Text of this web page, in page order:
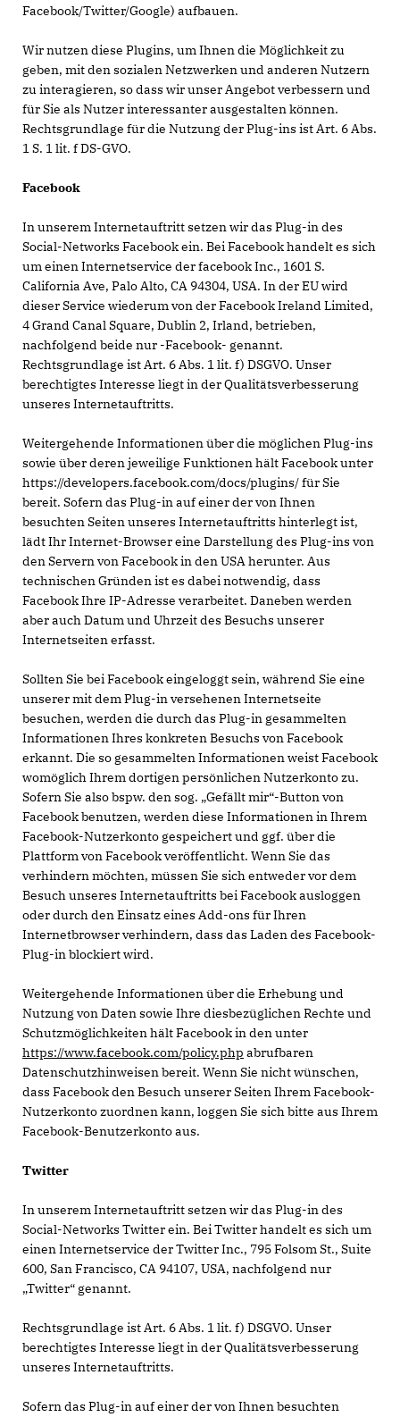
Facebook/Twitter/Google) aufbauen.
Wir nutzen diese Plugins, um Ihnen die Möglichkeit zu
geben, mit den sozialen Netzwerken und anderen Nutzern
zu interagieren, so dass wir unser Angebot verbessern und
für Sie als Nutzer interessanter ausgestalten können.
Rechtsgrundlage für die Nutzung der Plug-ins ist Art. 6 Abs.
1 S. 1 lit. f DS-GVO.
Facebook
In unserem Internetauftritt setzen wir das Plug-in des
Social-Networks Facebook ein. Bei Facebook handelt es sich
um einen Internetservice der facebook Inc., 1601 S.
California Ave, Palo Alto, CA 94304, USA. In der EU wird
dieser Service wiederum von der Facebook Ireland Limited,
4 Grand Canal Square, Dublin 2, Irland, betrieben,
nachfolgend beide nur -Facebook- genannt.
Rechtsgrundlage ist Art. 6 Abs. 1 lit. f) DSGVO. Unser
berechtigtes Interesse liegt in der Qualitätsverbesserung
unseres Internetauftritts.
Weitergehende Informationen über die möglichen Plug-ins
sowie über deren jeweilige Funktionen hält Facebook unter
https://developers.facebook.com/docs/plugins/ für Sie
bereit. Sofern das Plug-in auf einer der von Ihnen
besuchten Seiten unseres Internetauftritts hinterlegt ist,
lädt Ihr Internet-Browser eine Darstellung des Plug-ins von
den Servern von Facebook in den USA herunter. Aus
technischen Gründen ist es dabei notwendig, dass
Facebook Ihre IP-Adresse verarbeitet. Daneben werden
aber auch Datum und Uhrzeit des Besuchs unserer
Internetseiten erfasst.
Sollten Sie bei Facebook eingeloggt sein, während Sie eine
unserer mit dem Plug-in versehenen Internetseite
besuchen, werden die durch das Plug-in gesammelten
Informationen Ihres konkreten Besuchs von Facebook
erkannt. Die so gesammelten Informationen weist Facebook
womöglich Ihrem dortigen persönlichen Nutzerkonto zu.
Sofern Sie also bspw. den sog. „Gefällt mir“-Button von
Facebook benutzen, werden diese Informationen in Ihrem
Facebook-Nutzerkonto gespeichert und ggf. über die
Plattform von Facebook veröffentlicht. Wenn Sie das
verhindern möchten, müssen Sie sich entweder vor dem
Besuch unseres Internetauftritts bei Facebook ausloggen
oder durch den Einsatz eines Add-ons für Ihren
Internetbrowser verhindern, dass das Laden des Facebook-
Plug-in blockiert wird.
Weitergehende Informationen über die Erhebung und
Nutzung von Daten sowie Ihre diesbezüglichen Rechte und
Schutzmöglichkeiten hält Facebook in den unter
https://www.facebook.com/policy.php abrufbaren
Datenschutzhinweisen bereit. Wenn Sie nicht wünschen,
dass Facebook den Besuch unserer Seiten Ihrem Facebook-
Nutzerkonto zuordnen kann, loggen Sie sich bitte aus Ihrem
Facebook-Benutzerkonto aus.
Twitter
In unserem Internetauftritt setzen wir das Plug-in des
Social-Networks Twitter ein. Bei Twitter handelt es sich um
einen Internetservice der Twitter Inc., 795 Folsom St., Suite
600, San Francisco, CA 94107, USA, nachfolgend nur
Twitter“ genannt.
Rechtsgrundlage ist Art. 6 Abs. 1 lit. f) DSGVO. Unser
berechtigtes Interesse liegt in der Qualitätsverbesserung
unseres Internetauftritts.
Sofern das Plug-in auf einer der von Ihnen besuchten